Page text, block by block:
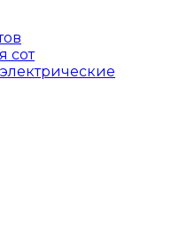
сот